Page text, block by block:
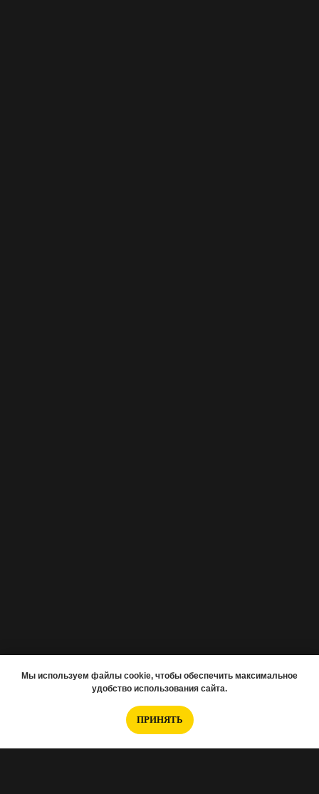
Мы используем файлы cookie, чтобы обеспечить максимальное
удобство использования сайта.
ПРИНЯТЬ